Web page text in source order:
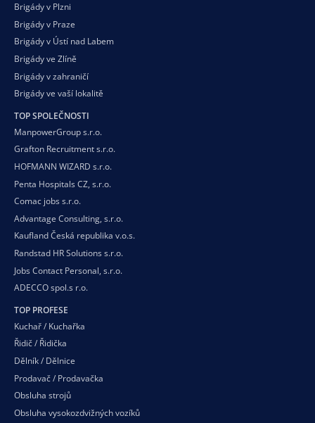
Brigády v Plzni
Brigády v Praze
Brigády v Ústí nad Labem
Brigády ve Zlíně
Brigády v zahraničí
Brigády ve vaší lokalitě
TOP SPOLEČNOSTI
ManpowerGroup s.r.o.
Grafton Recruitment s.r.o.
HOFMANN WIZARD s.r.o.
Penta Hospitals CZ, s.r.o.
Comac jobs s.r.o.
Advantage Consulting, s.r.o.
Kaufland Česká republika v.o.s.
Randstad HR Solutions s.r.o.
Jobs Contact Personal, s.r.o.
ADECCO spol.s r.o.
TOP PROFESE
Kuchař / Kuchařka
Řidič / Řidička
Dělník / Dělnice
Prodavač / Prodavačka
Obsluha strojů
Obsluha vysokozdvižných vozíků